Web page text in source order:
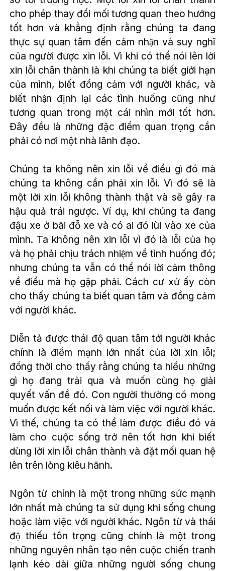
cho phép thay đổi mối tương quan theo hướng
tốt hơn và khẳng định rằng chúng ta đang
thực sự quan tâm đến cảm nhận và suy nghĩ
của người được xin lỗi. Vì khi có thể nói lên lời
xin lỗi chân thành là khi chúng ta biết giới hạn
của mình, biết đồng cảm với người khác, và
biết nhận định lại các tình huống cũng như
tương quan trong một cái nhìn mới tốt hơn.
Đây đều là những đặc điểm quan trọng cần
phải có nơi một nhà lãnh đạo.
Chúng ta không nên xin lỗi về điều gì đó mà
chúng ta không cần phải xin lỗi. Vì đó sẽ là
một lời xin lỗi không thành thật và sẽ gây ra
hậu quả trái ngược. Ví dụ, khi chúng ta đang
đậu xe ở bãi đỗ xe và có ai đó lùi vào xe của
mình. Ta không nên xin lỗi vì đó là lỗi của họ
và họ phải chịu trách nhiệm về tình huống đó;
nhưng chúng ta vẫn có thể nói lời cảm thông
về điều mà họ gặp phải. Cách cư xử ấy còn
cho thấy chúng ta biết quan tâm và đồng cảm
với người khác.
Diễn tả được thái độ quan tâm tới người khác
chính là điểm mạnh lớn nhất của lời xin lỗi;
đồng thời cho thấy rằng chúng ta hiểu những
gì họ đang trải qua và muốn cùng họ giải
quyết vấn đề đó. Con người thường có mong
muốn được kết nối và làm việc với người khác.
Vì thế, chúng ta có thể làm được điều đó và
làm cho cuộc sống trở nên tốt hơn khi biết
dùng lời xin lỗi chân thành và đặt mối quan hệ
lên trên lòng kiêu hãnh.
Ngôn từ chính là một trong những sức mạnh
lớn nhất mà chúng ta sử dụng khi sống chung
hoặc làm việc với người khác. Ngôn từ và thái
độ thiếu tôn trọng cũng chính là một trong
những nguyên nhân tạo nên cuộc chiến tranh
lạnh kéo dài giữa những người sống chung